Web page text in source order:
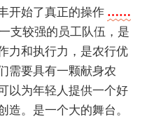
开始了真正的操作 ……
支较强的员工队伍，是
力和执行力，是农行优
需要具有一颗献身农
以为年轻人提供一个好
造。是一个大的舞台。